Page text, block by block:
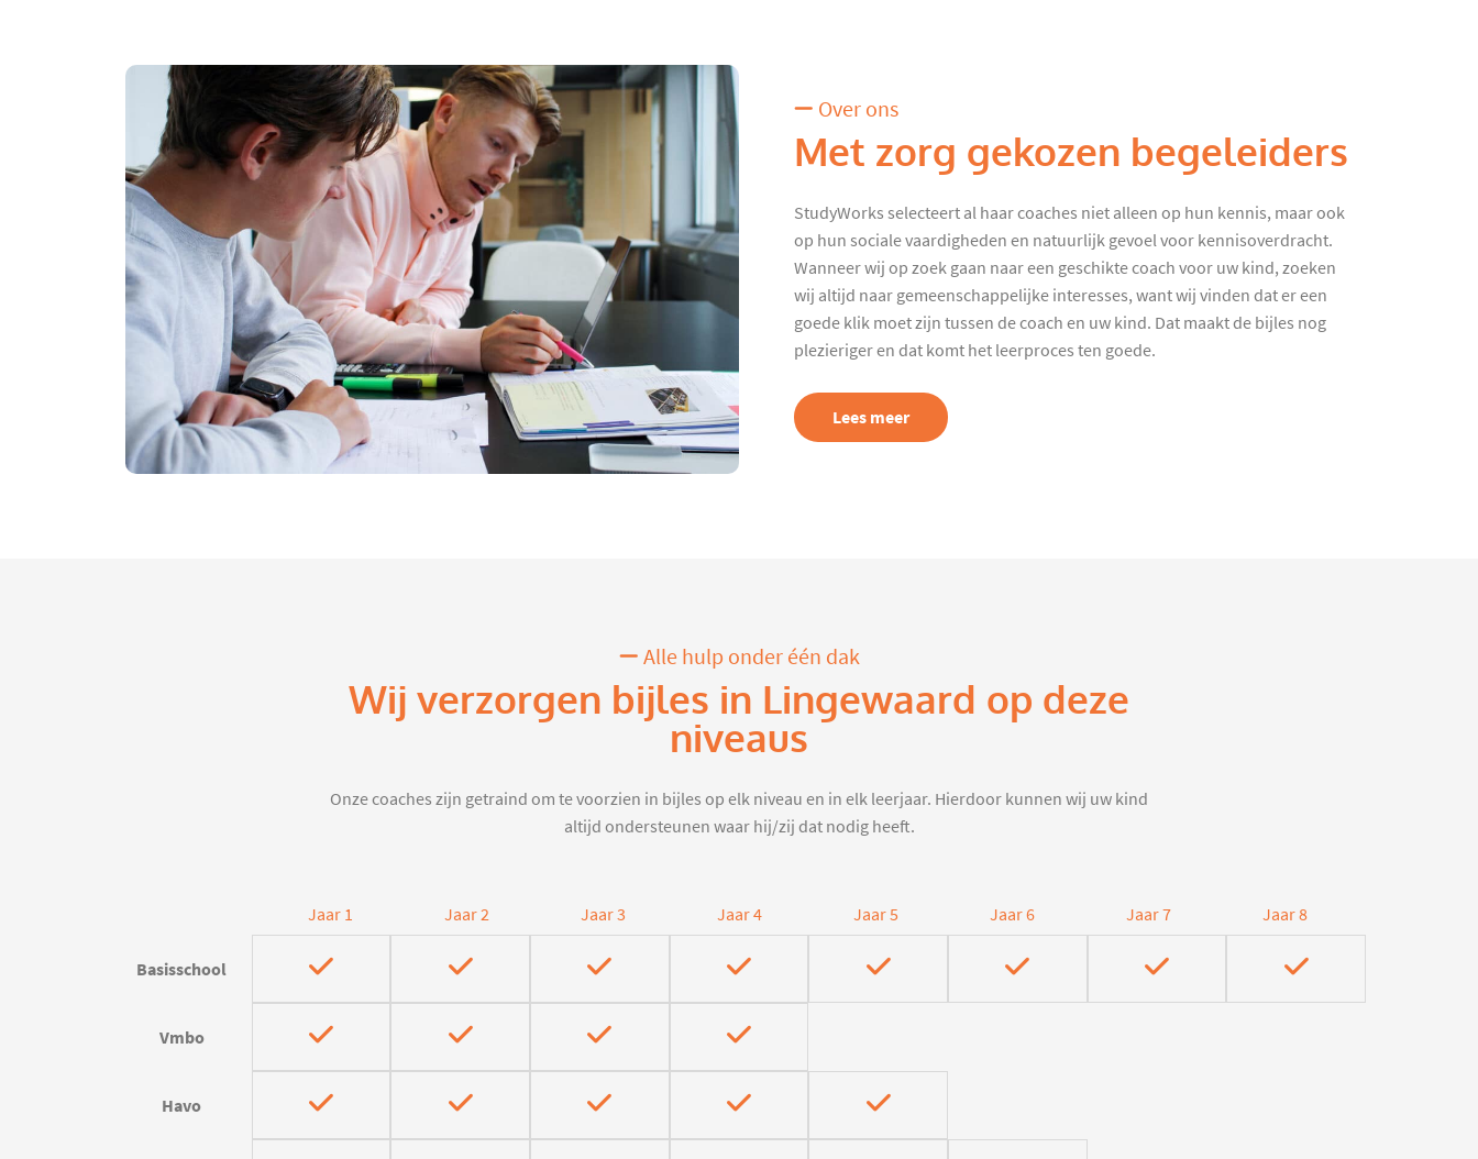
Over ons
Met zorg gekozen begeleiders
StudyWorks selecteert al haar coaches niet alleen op hun kennis, maar ook
op hun sociale vaardigheden en natuurlijk gevoel voor kennisoverdracht.
Wanneer wij op zoek gaan naar een geschikte coach voor uw kind, zoeken
wij altijd naar gemeenschappelijke interesses, want wij vinden dat er een
goede klik moet zijn tussen de coach en uw kind. Dat maakt de bijles nog
plezieriger en dat komt het leerproces ten goede.
Lees meer
Alle hulp onder één dak
Wij verzorgen bijles in Lingewaard op deze
niveaus
Onze coaches zijn getraind om te voorzien in bijles op elk niveau en in elk leerjaar. Hierdoor kunnen wij uw kind
altijd ondersteunen waar hij/zij dat nodig heeft.
Jaar 1 Jaar 2 Jaar 3 Jaar 4 Jaar 5 Jaar 6 Jaar 7 Jaar 8
Basisschool
Vmbo
Havo